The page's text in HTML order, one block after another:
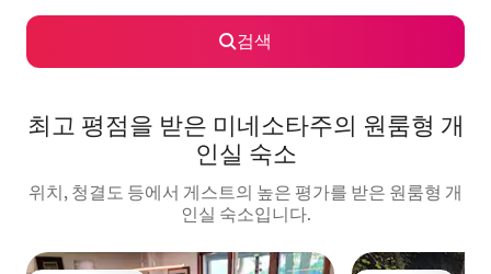
검색
최고 평점을 받은 미네소타주의 원룸형 개
인실 숙소
위치, 청결도 등에서 게스트의 높은 평가를 받은 원룸형 개
인실 숙소입니다.